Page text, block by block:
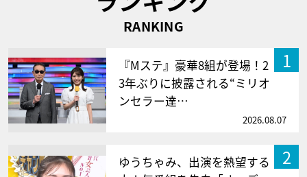
RANKING
1
『Mステ』豪華8組が登場！2
3年ぶりに披露される“ミリオ
ンセラー達…
2026.08.07
2
ゆうちゃみ、出演を熱望する